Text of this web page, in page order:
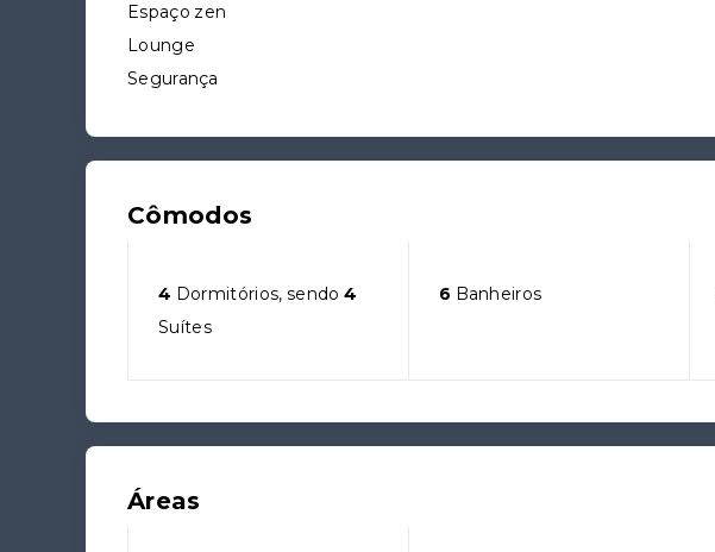
Espaço zen
Lounge
Segurança
Cômodos
4 Dormitórios, sendo4
Suítes
6 Banheiros
Áreas